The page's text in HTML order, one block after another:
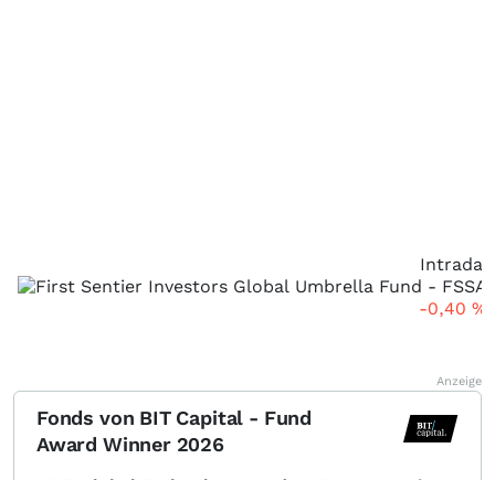
Intraday
-0,40 %
Anzeige
Fonds von BIT Capital - Fund
Award Winner 2026